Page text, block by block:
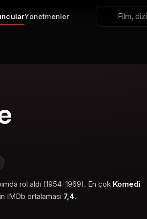
Yönetmenler
rol aldı (1954–1969). En çok Komedi
IMDb ortalaması 7,4.